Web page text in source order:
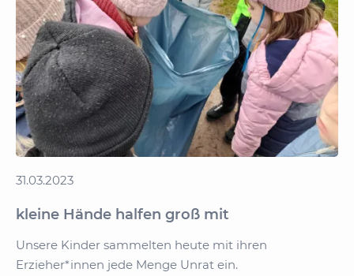
31.03.2023
kleine Hände halfen groß mit
Unsere Kinder sammelten heute mit ihren
Erzieher*innen jede Menge Unrat ein.